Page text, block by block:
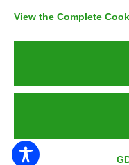
PUBLIC
Azienda
P.IVA
View the Complete